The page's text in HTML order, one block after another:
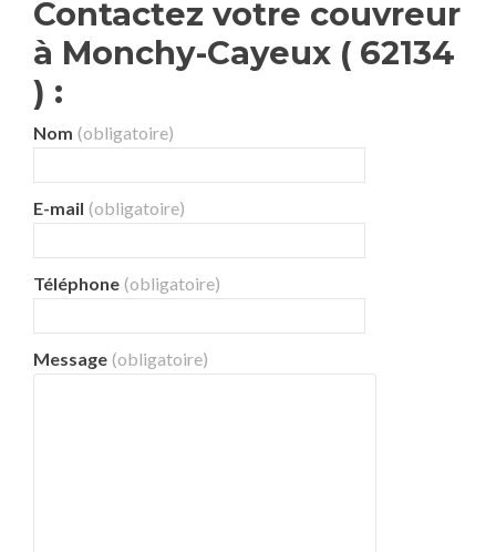
Contactez votre couvreur
à Monchy-Cayeux ( 62134
) :
Nom (obligatoire)
E-mail (obligatoire)
Téléphone (obligatoire)
Message (obligatoire)